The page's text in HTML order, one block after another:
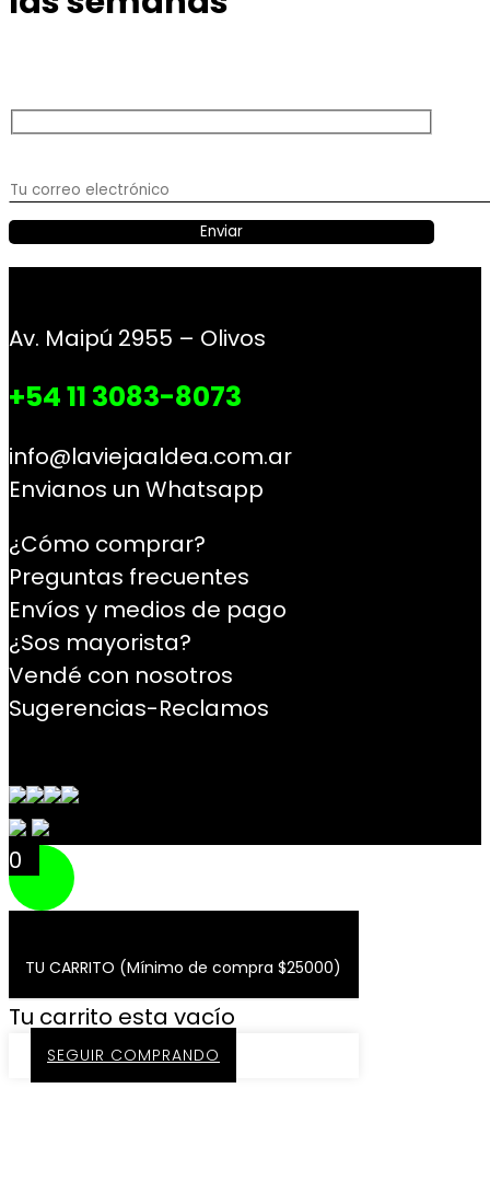
Av. Maipú 2955 – Olivos
+54 11 3083-8073
info@laviejaaldea.com.ar
Envianos un Whatsapp
¿Cómo comprar?
Preguntas frecuentes
Envíos y medios de pago
¿Sos mayorista?
Vendé con nosotros
Sugerencias-Reclamos
0
TU CARRITO (Mínimo de compra $25000)
Tu carrito esta vacío
SEGUIR COMPRANDO